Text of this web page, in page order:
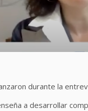
durante la
a desarrollar